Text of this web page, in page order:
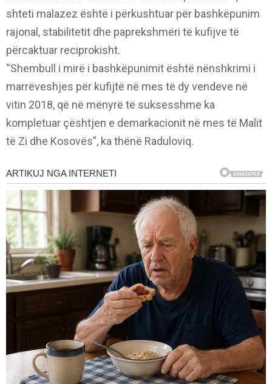
shteti malazez është i përkushtuar për bashkëpunim
rajonal, stabilitetit dhe paprekshmëri të kufijve të
përcaktuar reciprokisht.
“Shembull i mirë i bashkëpunimit është nënshkrimi i
marrëveshjes për kufijtë në mes të dy vendeve në
vitin 2018, që në mënyrë të suksesshme ka
kompletuar çështjen e demarkacionit në mes të Malit
të Zi dhe Kosovës”, ka thënë Raduloviq.